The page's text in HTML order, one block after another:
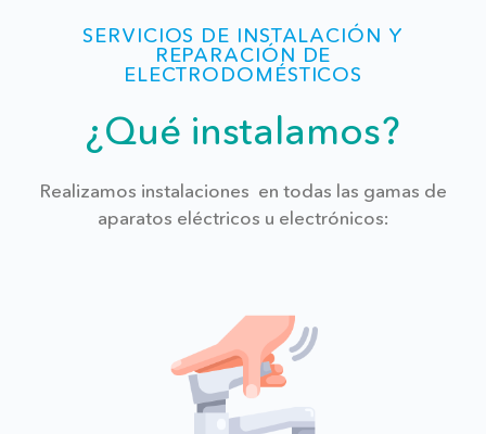
SERVICIOS DE INSTALACIÓN Y
REPARACIÓN DE
ELECTRODOMÉSTICOS
¿Qué instalamos?
Realizamos instalaciones en todas las gamas de
aparatos eléctricos u electrónicos: